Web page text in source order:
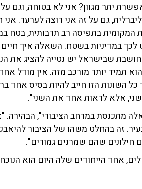
יתר מגוון? אני לא בטוחה, וגם
גם על זה אני רוצה לערער.
בתפיסה רב תרבותית, בטח
לכך במדיניות בשטח. השאלה איך
שבישראל יש נטייה להציג את
תמיד יותר מורכב מזה. אין מודל
הזו חייב להיות בסיס אחד
אלא לראות אחד את השני".
מתכנסת במרחב הציבורי", הבהירה.
זה בהחלט משהו של הציבור
חילונים שהם שמרנים גמורים".
אחד הייחודים שלה היום הוא